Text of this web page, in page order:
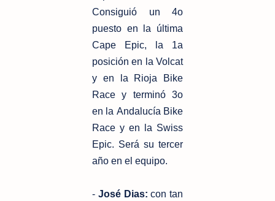
Consiguió un 4o
puesto en la última
Cape Epic,
la 1a
posición en la Volcat
y en la Rioja Bike
Race y terminó 3o
en la Andalucía Bike
Race y en la Swiss
Epic. Será su tercer
año en el equipo.
- José Dias:con tan